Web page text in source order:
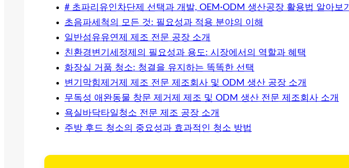
# 초파리유인차단제 선택과 개발, OEM·ODM 생산공장 활용법 알아보기
초음파세척의 모든 것: 필요성과 적용 분야의 이해
일반섬유유연제 제조 전문 공장 소개
친환경변기세정제의 필요성과 용도: 시장에서의 역할과 혜택
화장실 거품 청소: 청결을 유지하는 똑똑한 선택
변기막힘제거제 제조 전문 제조회사 및 ODM 생산 공장 소개
무독성 애완동물 창문 제거제 제조 및 ODM 생산 전문 제조회사 소개
욕실바닥타일청소 전문 제조 공장 소개
주방 후드 청소의 중요성과 효과적인 청소 방법